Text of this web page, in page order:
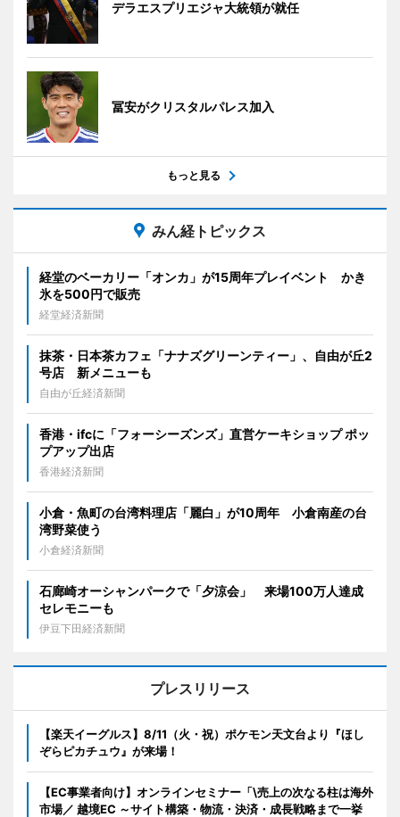
デラエスプリエジャ大統領が就任
冨安がクリスタルパレス加入
もっと見る
みん経トピックス
経堂のベーカリー「オンカ」が15周年プレイベント かき
氷を500円で販売
経堂経済新聞
抹茶・日本茶カフェ「ナナズグリーンティー」、自由が丘2
号店 新メニューも
自由が丘経済新聞
香港・ifcに「フォーシーズンズ」直営ケーキショップ ポッ
プアップ出店
香港経済新聞
小倉・魚町の台湾料理店「麗白」が10周年 小倉南産の台
湾野菜使う
小倉経済新聞
石廊崎オーシャンパークで「夕涼会」 来場100万人達成
セレモニーも
伊豆下田経済新聞
プレスリリース
【楽天イーグルス】8/11（火・祝）ポケモン天文台より『ほし
ぞらピカチュウ』が来場！
【EC事業者向け】オンラインセミナー「\売上の次なる柱は海外
市場／ 越境EC ～サイト構築・物流・決済・成長戦略まで一挙